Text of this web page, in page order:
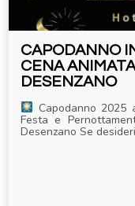
CAPODANNO
CENA
DESENZANO
Capodanno 2025
Festa e
Desenzano Se